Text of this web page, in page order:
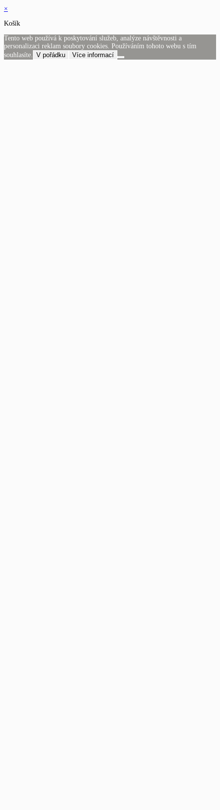
×
Košík
Tento web používá k poskytování služeb, analýze návštěvnosti a
personalizaci reklam soubory cookies. Používáním tohoto webu s tím
souhlasíte. V pořádku Více informací